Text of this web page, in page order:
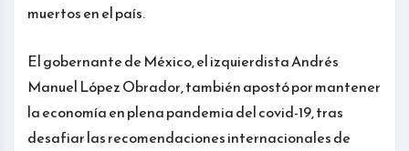
muertos en el país.
El gobernante de México, el izquierdista Andrés
Manuel López Obrador, también apostó por mantener
la economía en plena pandemia del covid-19, tras
desafiar las recomendaciones internacionales de